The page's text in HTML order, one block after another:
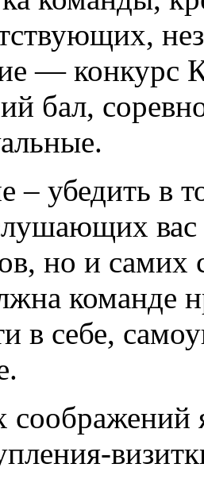
— конкурс
бал,
– убедить в
вас
но и самих
команде
в себе,
соображений